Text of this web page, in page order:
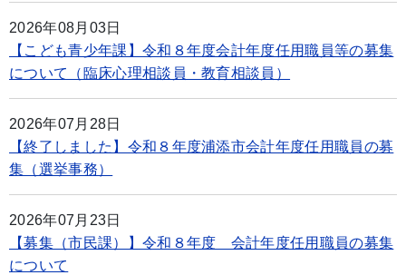
2026年08月03日
【こども青少年課】令和８年度会計年度任用職員等の募集
について（臨床心理相談員・教育相談員）
2026年07月28日
【終了しました】令和８年度浦添市会計年度任用職員の募
集（選挙事務）
2026年07月23日
【募集（市民課）】令和８年度 会計年度任用職員の募集
について